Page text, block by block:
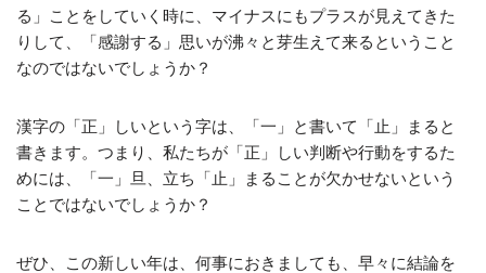
る」ことをしていく時に、マイナスにもプラスが見えてきた
りして、「感謝する」思いが沸々と芽生えて来るということ
なのではないでしょうか？
漢字の「正」しいという字は、「一」と書いて「止」まると
書きます。つまり、私たちが「正」しい判断や行動をするた
めには、「一」旦、立ち「止」まることが欠かせないという
ことではないでしょうか？
ぜひ、この新しい年は、何事におきましても、早々に結論を